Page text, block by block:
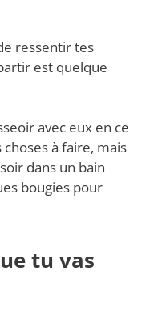
ressentir tes
est quelque
avec eux en ce
à faire, mais
dans un bain
bougies pour
tu vas